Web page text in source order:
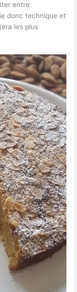
entre
donc technique et
les plus